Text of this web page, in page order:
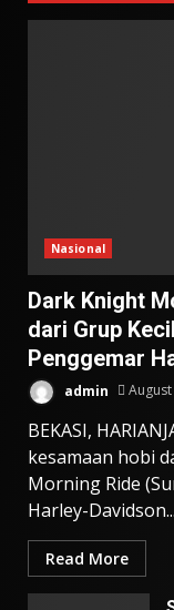
Nasional
Dark Knight
dari Grup
Penggemar
admin
BEKASI,
kesamaan hobi
Morning Ride
Harley-Davidson...
Read More